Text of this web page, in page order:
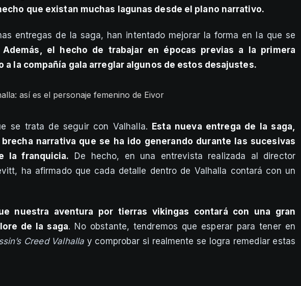
que existan muchas lagunas desde el plano narrativo.
entregas de la saga, han intentado mejorar la forma en la que se
Además, el hecho de trabajar en épocas previas a la primera
a la compañía gala arreglar algunos de estos desajustes.
se trata de seguir con Valhalla. Esta nueva entrega de la saga,
narrativa que se ha ido generando durante las sucesivas
la franquicia. De hecho, en una entrevista realizada al director
ha afirmado que cada detalle dentro de Valhalla contará con un
nuestra aventura por tierras vikingas contará con una gran
de la saga. No obstante, tendremos que esperar para tener en
Creed Valhalla y comprobar si realmente se logra remediar estas